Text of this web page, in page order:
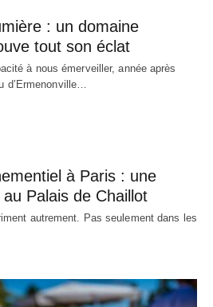
: un domaine
tout son éclat
à nous émerveiller, année après
d’Ermenonville…
à Paris : une
au Palais de Chaillot
autrement. Pas seulement dans les